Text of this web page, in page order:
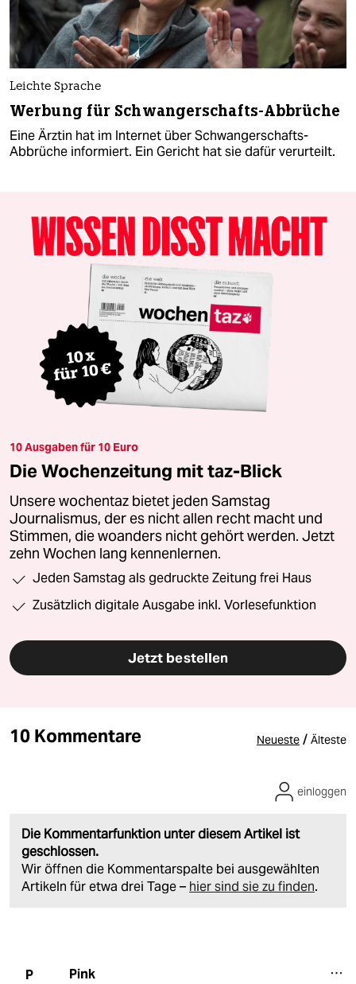
Leichte Sprache
Werbung für Schwangerschafts-Abbrüche
Eine Ärztin hat im Internet über Schwangerschafts-
Abbrüche informiert. Ein Gericht hat sie dafür verurteilt.
10 Ausgaben für 10 Euro
Die Wochenzeitung mit taz-Blick
Unsere wochentaz bietet jeden Samstag
Journalismus, der es nicht allen recht macht und
Stimmen, die woanders nicht gehört werden. Jetzt
zehn Wochen lang kennenlernen.
Jeden Samstag als gedruckte Zeitung frei Haus
Zusätzlich digitale Ausgabe inkl. Vorlesefunktion
Jetzt bestellen
10 Kommentare Neueste / Älteste
Die Kommentarfunktion unter diesem Artikel ist
geschlossen.
Wir öffnen die Kommentarspalte bei ausgewählten
Artikeln für etwa drei Tage – hier sind sie zu finden.
einloggen
P Pink